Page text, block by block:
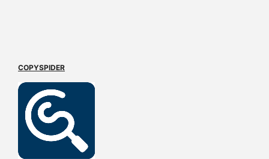
COPYSPIDER